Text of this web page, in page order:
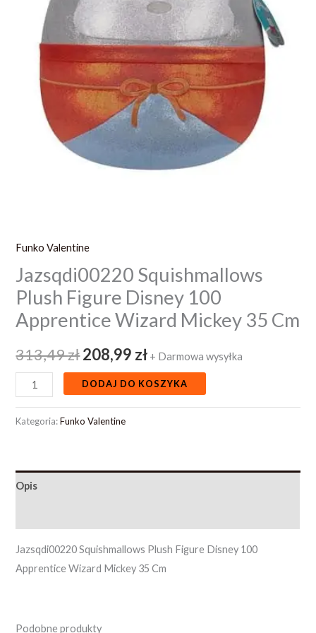
Funko Valentine
Jazsqdi00220 Squishmallows
Plush Figure Disney 100
Apprentice Wizard Mickey 35 Cm
313,49zł208,99 zł + Darmowa wysyłka
DODAJ DO KOSZYKA
Kategoria:Funko Valentine
Opis
Jazsqdi00220 Squishmallows Plush Figure Disney 100
Apprentice Wizard Mickey 35 Cm
Podobne produkty